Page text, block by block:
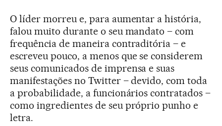
O líder morreu e, para aumentar a história,
falou muito durante o seu mandato – com
frequência de maneira contraditória – e
escreveu pouco, a menos que se considerem
seus comunicados de imprensa e suas
manifestações no Twitter – devido, com toda
a probabilidade, a funcionários contratados –
como ingredientes de seu próprio punho e
letra.